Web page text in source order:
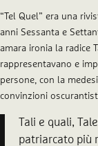
“Tel Quel” era una
anni Sessanta e
amara ironia la radice
rappresentavano e
persone, con la
convinzioni
Tali e quali,
patriarcato più